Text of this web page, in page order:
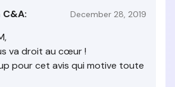
December 28, 2019
va droit au cœur !
pour cet avis qui motive toute